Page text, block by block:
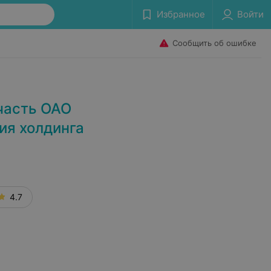
Избранное Войти
Сообщить об ошибке
ОАО
холдинга
4.7